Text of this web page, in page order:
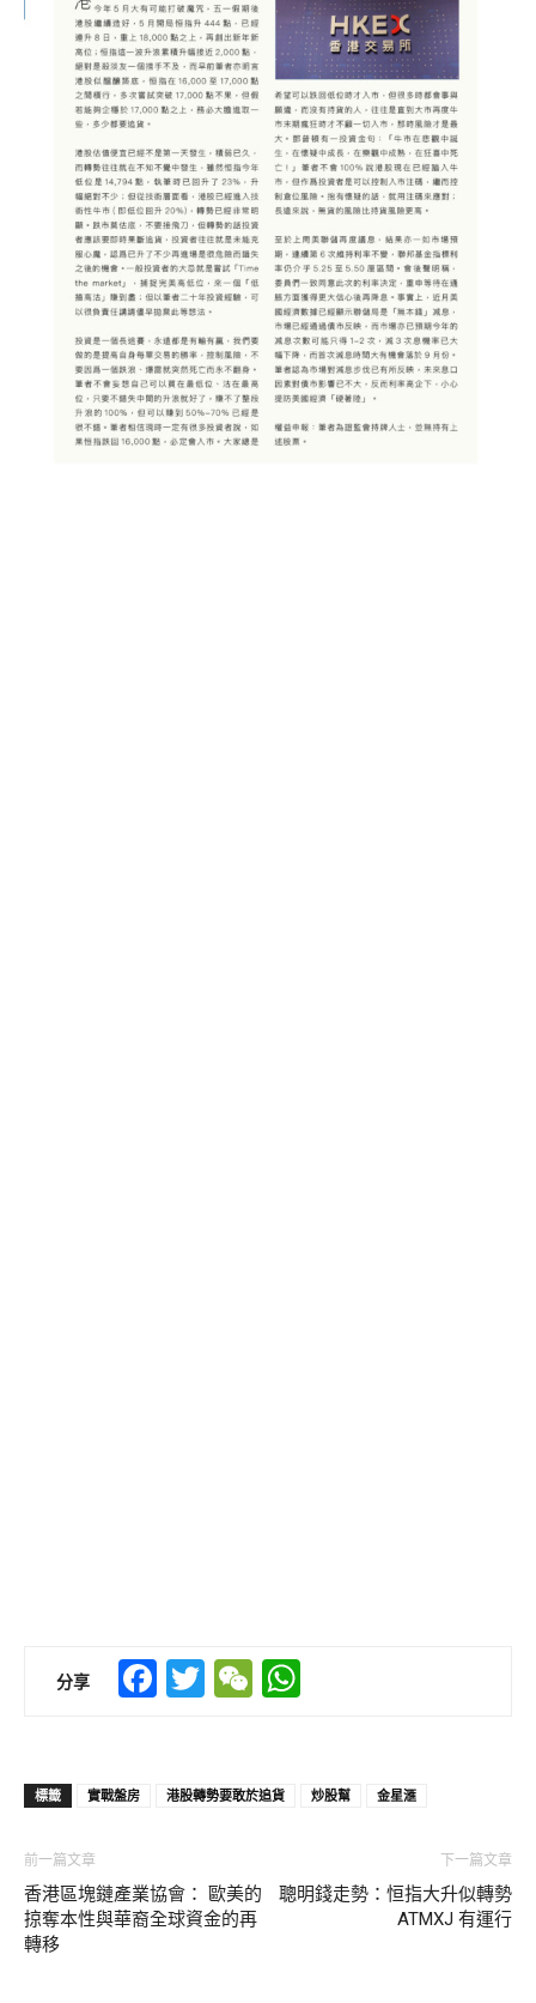
分享 Facebook
TwitterWeChat
標籤 實戰盤房 港股轉勢要敢於追貨 炒股幫 金星滙
前一篇文章
香港區塊鏈產業協會： 歐美的
掠奪本性與華裔全球資金的再
轉移
下一篇文章
聰明錢走勢：恒指大升似轉勢
ATMXJ 有運行